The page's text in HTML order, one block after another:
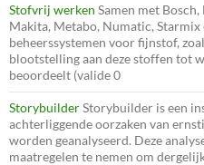
Stofvrij werken Samen met
Makita, Metabo, Numatic,
beheerssystemen voor fijnstof,
blootstelling aan deze stoffen tot
beoordeelt (valide 0
StorybuilderStorybuilder is een
achterliggende oorzaken van
worden geanalyseerd. Deze
maatregelen te nemen om